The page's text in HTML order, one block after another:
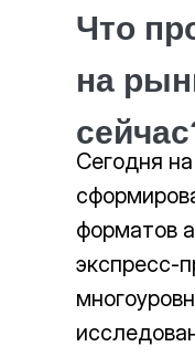
Что
на
Сегодня
форматов
экспресс-